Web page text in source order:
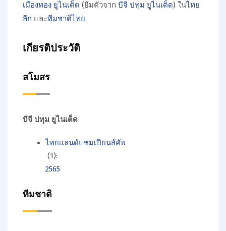
เมืองทอง ยูไนเต็ด (ยืมตัวจาก บีจี ปทุม ยูไนเต็ด) ในไทย
ลีก และทีมชาติไทย
เกียรติประวัติ
สโมสร
บีจี ปทุม ยูไนเต็ด
ไทยแลนด์แชมเปียนส์คัพ
(1):
2565
ทีมชาติ